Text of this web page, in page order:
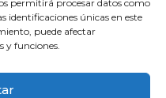
permitirá procesar datos como
identificaciones únicas en este
puede afectar
y funciones.